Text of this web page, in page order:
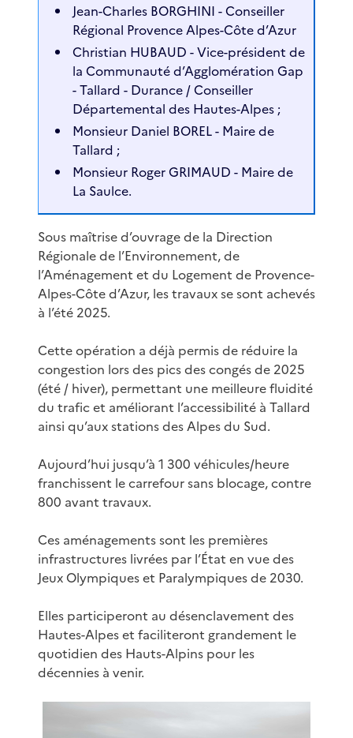
Jean-Charles BORGHINI - Conseiller
Régional Provence Alpes-Côte d’Azur
Christian HUBAUD - Vice-président de
la Communauté d’Agglomération Gap
- Tallard - Durance / Conseiller
Départemental des Hautes-Alpes ;
Monsieur Daniel BOREL - Maire de
Tallard ;
Monsieur Roger GRIMAUD - Maire de
La Saulce.
Sous maîtrise d’ouvrage de la Direction
Régionale de l’Environnement, de
l’Aménagement et du Logement de Provence-
Alpes-Côte d’Azur, les travaux se sont achevés
à l’été 2025.
Cette opération a déjà permis de réduire la
congestion lors des pics des congés de 2025
(été / hiver), permettant une meilleure fluidité
du trafic et améliorant l’accessibilité à Tallard
ainsi qu’aux stations des Alpes du Sud.
Aujourd’hui jusqu’à 1 300 véhicules/heure
franchissent le carrefour sans blocage, contre
800 avant travaux.
Ces aménagements sont les premières
infrastructures livrées par l’État en vue des
Jeux Olympiques et Paralympiques de 2030.
Elles participeront au désenclavement des
Hautes-Alpes et faciliteront grandement le
quotidien des Hauts-Alpins pour les
décennies à venir.